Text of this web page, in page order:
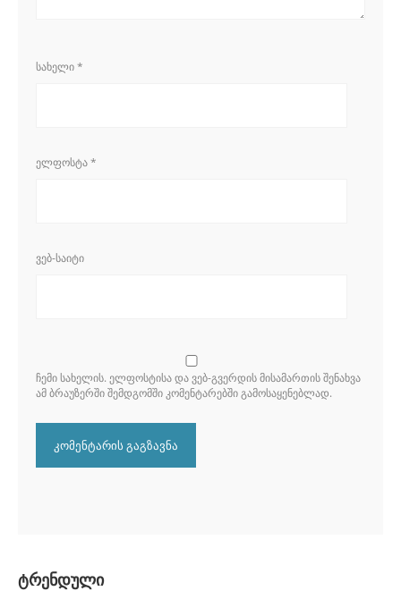
ᲡᲐᲮᲔᲚᲘ*
ᲔᲚᲤᲝᲡᲢᲐ*
ᲕᲔᲑ-ᲡᲐᲘᲢᲘ
ᲩᲔᲛᲘ ᲡᲐᲮᲔᲚᲘᲡ. ᲔᲚᲤᲝᲡᲢᲘᲡᲐ ᲓᲐ ᲕᲔᲑ-ᲒᲕᲔᲠᲓᲘᲡ ᲛᲘᲡᲐᲛᲐᲠᲗᲘᲡ ᲨᲔᲜᲐᲮᲕᲐ
ᲐᲛ ᲑᲠᲐᲣᲖᲔᲠᲨᲘ ᲨᲔᲛᲓᲒᲝᲛᲨᲘ ᲙᲝᲛᲔᲜᲢᲐᲠᲔᲑᲨᲘ ᲒᲐᲛᲝᲡᲐᲧᲔᲜᲔᲑᲚᲐᲓ.
ტრენდული